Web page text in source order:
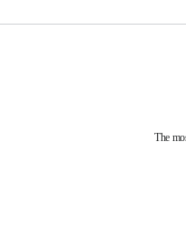
더위'…동해안 시간당 30㎜ '강한
독님이 원하는 마음 느꼈고, 많은